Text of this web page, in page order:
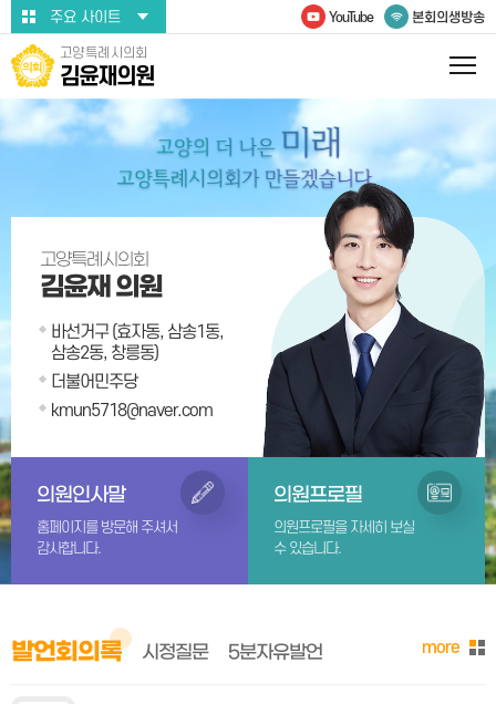
본문바로가기주요 사이트 YouTube 본회의생방송
고양특례시의회
김윤재의원
고양특례시의회
김윤재 의원
바선거구 (효자동, 삼송1동,
삼송2동, 창릉동)
더불어민주당
kmun5718@naver.com
의원인사말
홈페이지를 방문해 주셔서
감사합니다.
의원프로필
의원프로필을 자세히 보실
수 있습니다.
발언회의록 more
시정질문 5분자유발언